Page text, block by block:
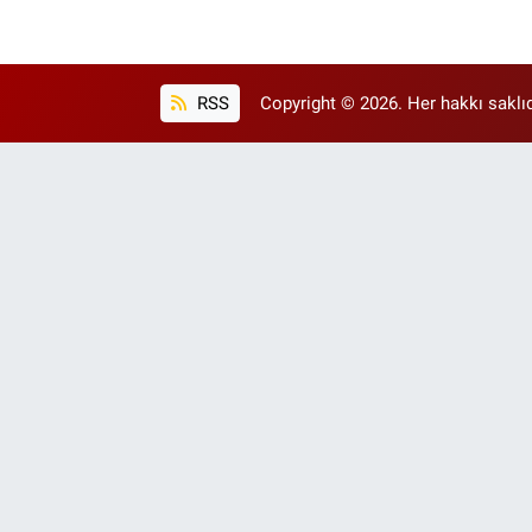
RSS Copyright © 2026. Her hakkı